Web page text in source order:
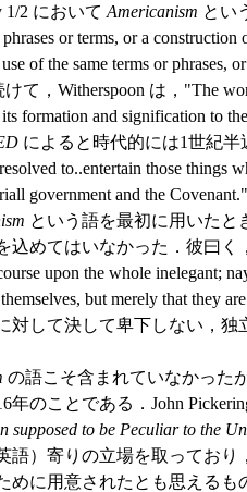
1/2 において Americanism とい
or terms, or a construction
of the same terms or phrases,
て，Witherspoon は，"The
its formation and signification to
によると時代的には1世紀
to..entertain those things
government and the
という語を最初に用いた
めてはいなかった．彼曰く
upon the whole inelegant;
but merely that they
対して決して卑下しない，
の語こそ含まれていなかった
年のことである．John
supposed to be Peculiar to the
語）寄りの立場を取ってお
めに用意されたとも思える